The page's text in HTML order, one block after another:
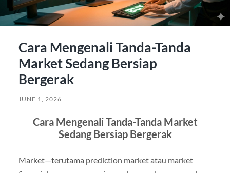
Cara Mengenali Tanda-Tanda
Market Sedang Bersiap
Bergerak
JUNE 1, 2026
Cara Mengenali Tanda-Tanda Market
Sedang Bersiap Bergerak
Market—terutama prediction market atau market